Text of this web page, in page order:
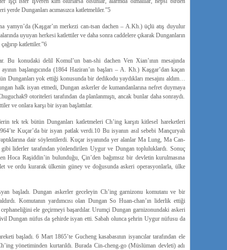
yerde Dunganları acımasızca katletmeliler.”5
yamyn’da (Kaşgar’ın merkezi can-tsan dachen – A.Kh.) üçlü atış duyulur
uyuyan herkesi katlettiler ve daha sonra caddelere çıkarak Dunganların
katlettiler.”6
Bu konudaki delil Komul’un ban-shi dachen Ven Xian’ının mesajında
başlangıcında (1864 Haziran’ın başları – A. Kh.) Kaşgar’dan kaçan
Dunganları yok ettiği konusunda bir dedikodu yaydıkları mesajını aldım…
halk isyan etmedi, Dungan askerler de kumandanlarına nefret duymaya
otoriteleri tarafından da planlanmıştı, ancak bunlar daha sonraydı.
ve onlara karşı bir isyan başlattılar.
tek tek bütün Dunganları katletmeleri Ch’ing karşıtı kitlesel hareketleri
Kuçar’da bir isyan patlak verdi.10 Bu isyanın asıl sebebi Mançuryalı
dair söylentilerdi. Kuçar isyanında yer alanlar Ma Lung, Ma Can-
liderler tarafından yönlendirilen Uygur ve Dungan topluluklardı. Sonuç
Hoca Raşiddin’in bulunduğu, Çin’den bağımsız bir devletin kurulmasına
ve ordu kurarak ülkenin güney ve doğusunda askeri operasyonlarla, ülke
başladı. Dungan askerler geceleyin Ch’ing garnizonu komutanı ve bir
Komutanın yardımcısı olan Dungan So Huan-chan’ın liderlik ettiği
ele geçirmeyi başardılar. Urumçi Dungan garnizonundaki askeri
Dungan nüfus da şehirde isyan etti. Sabah olunca şehrin Uygur nüfusu da
başladı. 6 Mart 1865’te Gucheng kasabasının isyancılar tarafından ele
yönetiminden kurtarıldı. Burada Cin-cheng-go (Müslüman devleti) adı